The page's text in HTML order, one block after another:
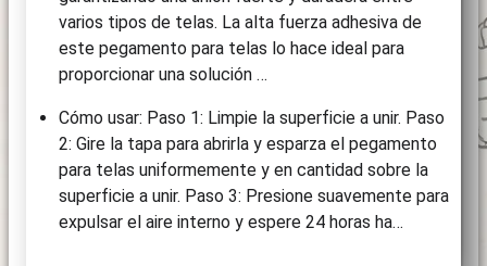
varios tipos de telas. La alta fuerza adhesiva de
este pegamento para telas lo hace ideal para
proporcionar una solución …
Cómo usar: Paso 1: Limpie la superficie a unir. Paso
2: Gire la tapa para abrirla y esparza el pegamento
para telas uniformemente y en cantidad sobre la
superficie a unir. Paso 3: Presione suavemente para
expulsar el aire interno y espere 24 horas ha…